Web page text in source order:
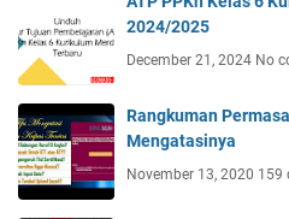
2024/2025
December 21, 2024 No
Rangkuman
Mengatasinya
November 13, 2020 159